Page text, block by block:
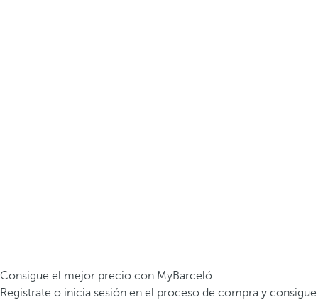
Consigue el mejor precio con MyBarceló
Registrate o inicia sesión en el proceso de compra y consigue